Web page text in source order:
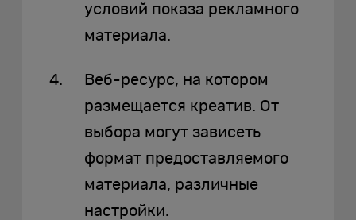
условий показа рекламного
материала.
Веб-ресурс, на котором
размещается креатив. От
выбора могут зависеть
формат предоставляемого
материала, различные
настройки.